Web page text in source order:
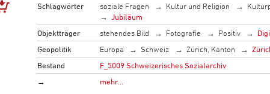
Schlagwörter
soziale Fragen Kultur und Religion
Jubiläum
Objektträger
stehendes Bild Fotografie Positiv
Geopolitik
Europa Schweiz Zürich, Kanton
Bestand
F_5009 Schweizerisches Sozialarchiv
→
mehr…